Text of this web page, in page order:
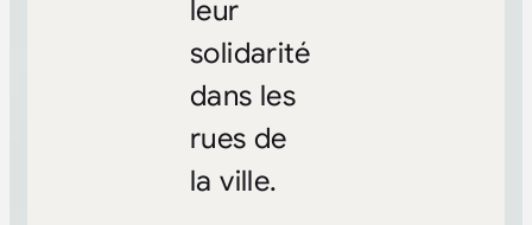
leur
solidarité
dans les
rues de
la ville.